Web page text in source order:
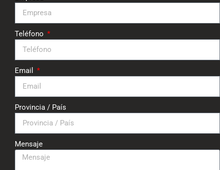
Teléfono
Email
Provincia / País
Mensaje